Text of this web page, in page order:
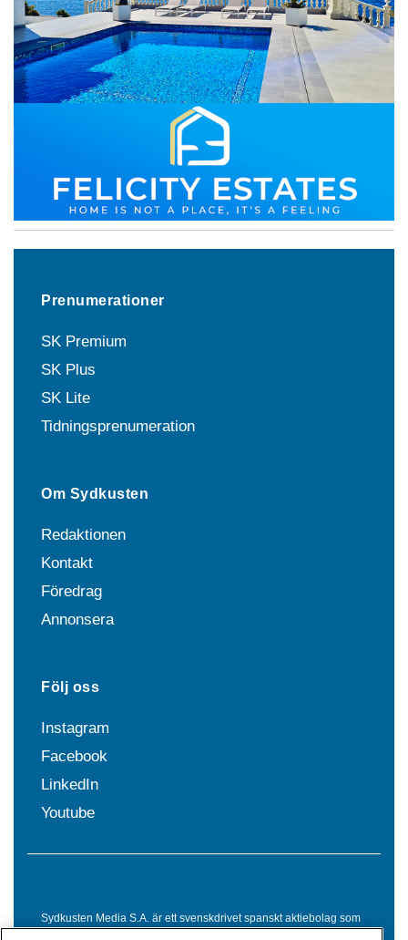
Prenumerationer
SK Premium
SK Plus
SK Lite
Tidningsprenumeration
Om Sydkusten
Redaktionen
Kontakt
Föredrag
Annonsera
Följ oss
Instagram
Facebook
LinkedIn
Youtube
Sydkusten Media S.A. är ett svenskdrivet spanskt aktiebolag som